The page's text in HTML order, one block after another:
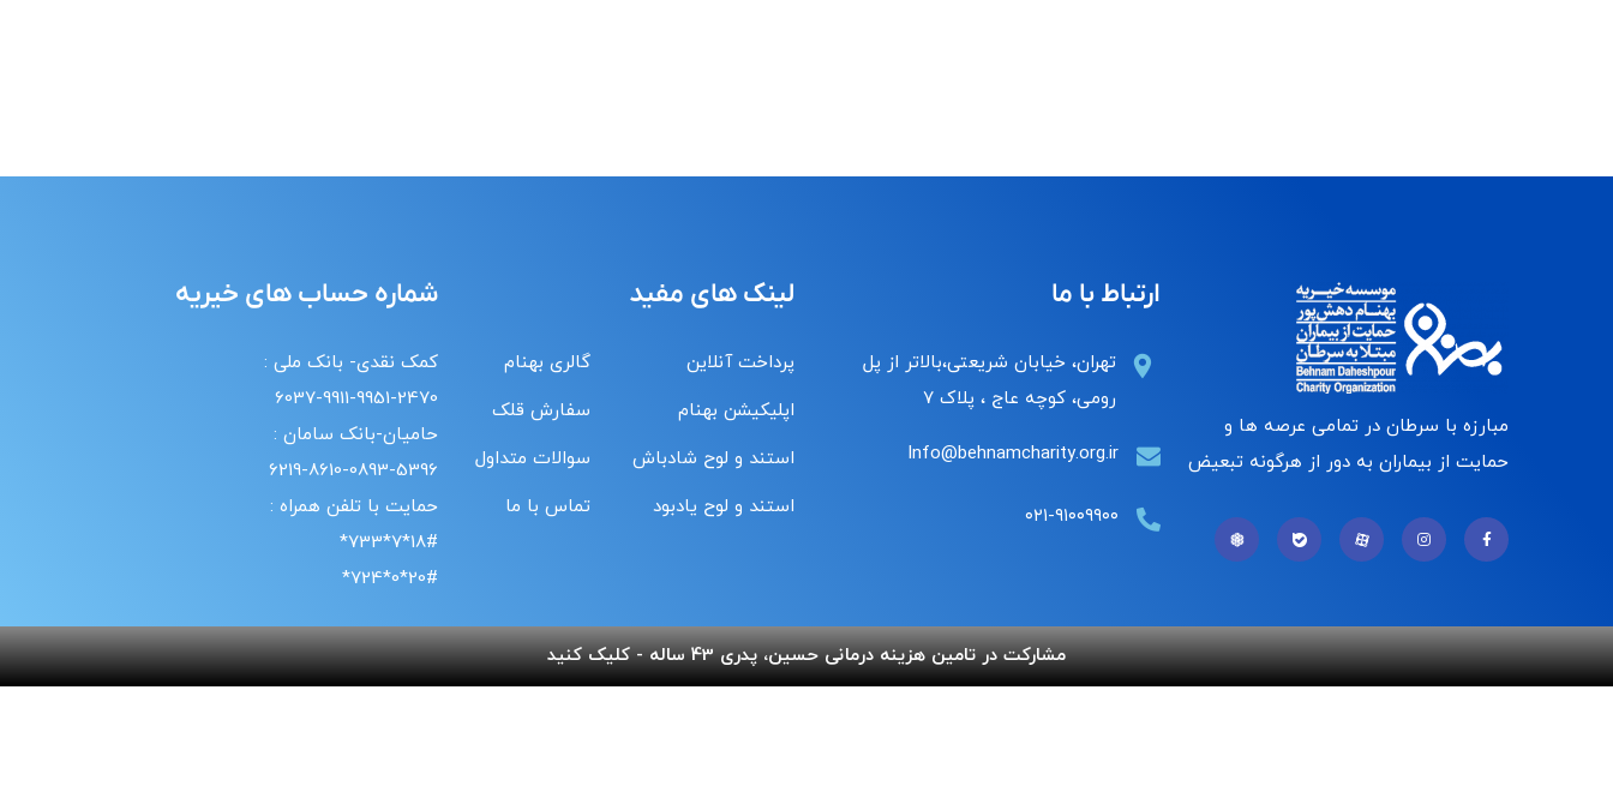
مبارزه با سرطان در تمامی عرصه ها و
حمایت از بیماران به دور از هرگونه تبعیض
ارتباط با ما
تهران، خیابان شریعتی،بالاتر از پل
رومی، کوچه عاج ، پلاک ۷
Info@behnamcharity.org.ir
۰۲۱-۹۱۰۰۹۹۰۰
لینک های مفید
پرداخت آنلاین
اپلیکیشن بهنام
استند و لوح شادباش
استند و لوح یادبود
گالری بهنام
سفارش قلک
سوالات متداول
تماس با ما
شماره حساب های خیریه
کمک نقدی- بانک ملی :
6037-9911-9951-2470
حامیان-بانک سامان :
6219-8610-0893-5396
حمایت با تلفن همراه :
18#*7*733*
20#*0*724*
مشارکت در تامین هزینه درمانی حسین، پدری 43 ساله - کلیک کنید